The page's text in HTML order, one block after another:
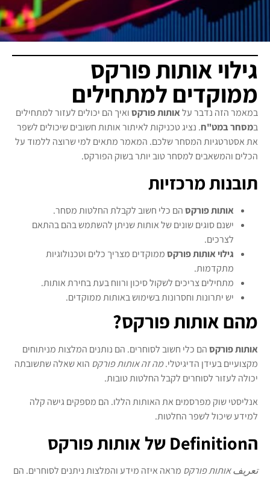
גילוי אותות פורקס
ממוקדים למתחילים
במאמר הזה נדבר עלאותות פורקסואיך הם יכולים לעזור למתחילים
במסחר במט"ח. נציג טכניקות לאיתור אותות חשובים שיכולים לשפר
את אסטרטגיות המסחר שלכם. המאמר מתאים למי שרוצה ללמוד על
הכלים והמשאבים למסחר טוב יותר בשוק הפורקס.
תובנות מרכזיות
אותות פורקסהם כלי חשוב לקבלת החלטות מסחר.
ישנם סוגים שונים של אותות שניתן להשתמש בהם בהתאם
לצרכים.
גילוי אותות פורקסממוקדים מצריך כלים וטכנולוגיות
מתקדמות.
מתחילים צריכים לשקול סיכון ורווח בעת בחירת אותות.
יש יתרונות וחסרונות בשימוש באותות ממוקדים.
מהם אותות פורקס?
אותות פורקסהם כלי חשוב לסוחרים. הם נותנים המלצות מניתוחים
מקצועיים בעידן הדיגיטלי.מה זה אותות פורקס הוא שאלה שתשובתה
יכולה לעזור לסוחרים לקבל החלטות טובות.
אנליסטי שוק מפרסמים את האותות הללו. הם מספקים גישה קלה
למידע שיכול לשפר החלטות.
הDefinition של אותות פורקס
تعريف אותות פורקס מראה איזה מידע והמלצות ניתנים לסוחרים. הם